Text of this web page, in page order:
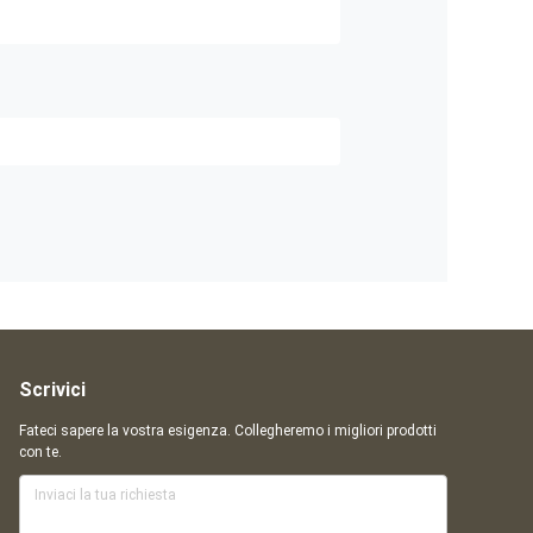
Scrivici
Fateci sapere la vostra esigenza. Collegheremo i migliori prodotti
con te.